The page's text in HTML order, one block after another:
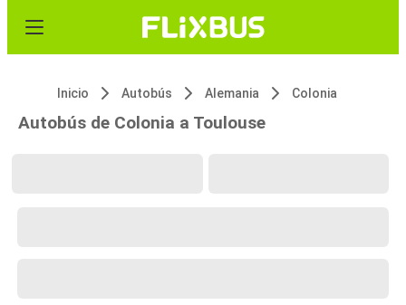
Inicio Autobús Alemania Colonia
Autobús de Colonia a Toulouse